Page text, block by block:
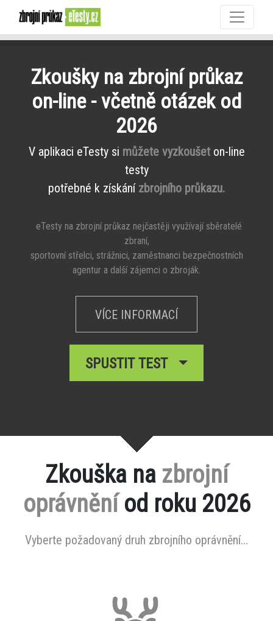
Zkoušky na zbrojní průkaz
on-line - včetně otázek od
2026
V aplikaci eTesty si můžete vyzkoušeton-line
testy
potřebné k získání zbrojního průkazu.
eTesty na zbrojní průkaz nejčastěji využívají sběratelé
zbraní,
sportovní střelci, strážnici, zaměstnanci bezpečnostních
agentur a další zájemci o zbroják.
VÍCE INFORMACÍ
SPUSTIT TEST
Zkouška na zbrojní
oprávněníod roku 2026
Vyberte požadovaný druh zbrojního oprávnění...